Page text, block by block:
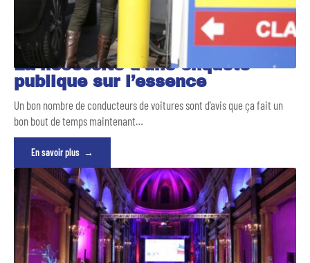
La nécessité d’une enquête
publique sur l’essence
Un bon nombre de conducteurs de voitures sont d’avis que ça fait un
bon bout de temps maintenant…
En savoir plus